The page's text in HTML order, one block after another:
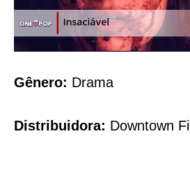
Gênero: Drama
Distribuidora: Downtown